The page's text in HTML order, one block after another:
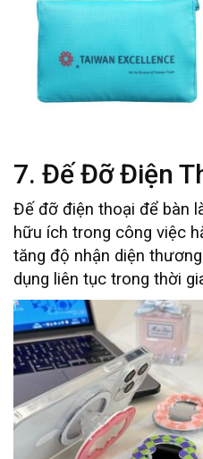
7. Đế Đỡ Điện
Đế đỡ điện thoại để bàn
hữu ích trong công việc
tăng độ nhận diện
dụng liên tục trong thời